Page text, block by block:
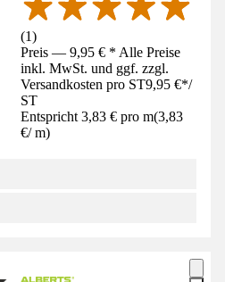
(1)
Preis — 9,95 € * Alle Preise
inkl. MwSt. und ggf. zzgl.
Versandkosten pro ST9,95 €*/
ST
Entspricht 3,83 € pro m(3,83
€/ m)